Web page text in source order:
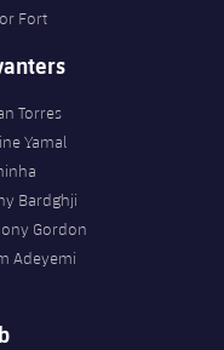
Fort
Torres
Yamal
Bardghji
Gordon
Adeyemi